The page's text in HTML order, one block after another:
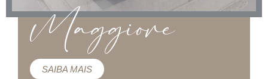
Maggiore
SAIBA MAIS